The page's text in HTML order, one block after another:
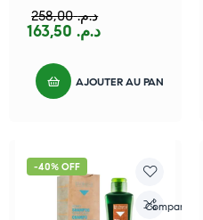
د.م.258,00
د.م.
AJOUTER AU PANIER
-40% OFF
Compare